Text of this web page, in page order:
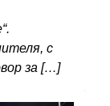
с
за […]